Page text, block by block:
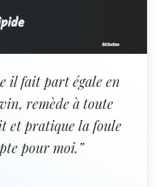
il fait part égale en
remède à toute
et pratique la foule
pour moi.”